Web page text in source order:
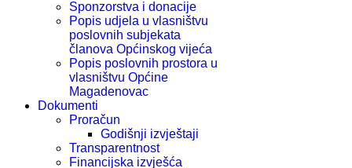
Sponzorstva i donacije
Popis udjela u vlasništvu
poslovnih subjekata
članova Općinskog vijeća
Popis poslovnih prostora u
vlasništvu Općine
Magadenovac
Dokumenti
Proračun
Godišnji izvještaji
Transparentnost
Financijska izvješća